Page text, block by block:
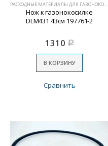
РАСХОДНЫЕ МАТЕРИАЛЫ ДЛЯ ГАЗОНОКОСИЛОК
Нож к газонокосилке
DLM431 43см 197761-2
1310 Р
В КОРЗИНУ
Сравнить